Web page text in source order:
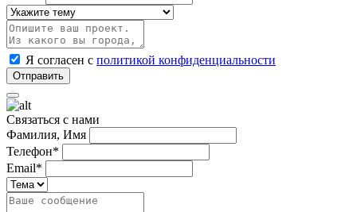
Я согласен с политикой конфиденциальности
Связаться с нами
Фамилия, Имя
Телефон*
Email*